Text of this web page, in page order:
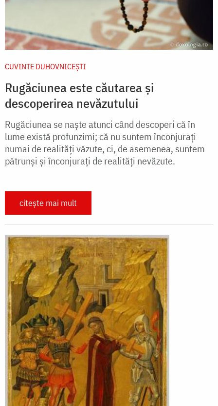
CUVINTE DUHOVNICEȘTI
Rugăciunea este căutarea și
descoperirea nevăzutului
Rugăciunea se naşte atunci când descoperi că în
lume există profunzimi; că nu suntem înconjuraţi
numai de realităţi văzute, ci, de asemenea, suntem
pătrunşi şi înconjuraţi de realităţi nevăzute.
citește mai mult